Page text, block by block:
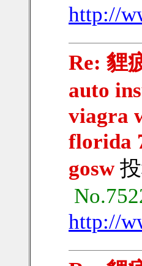
http://
Re: 貍
auto
viagra
florida
gosw
http://